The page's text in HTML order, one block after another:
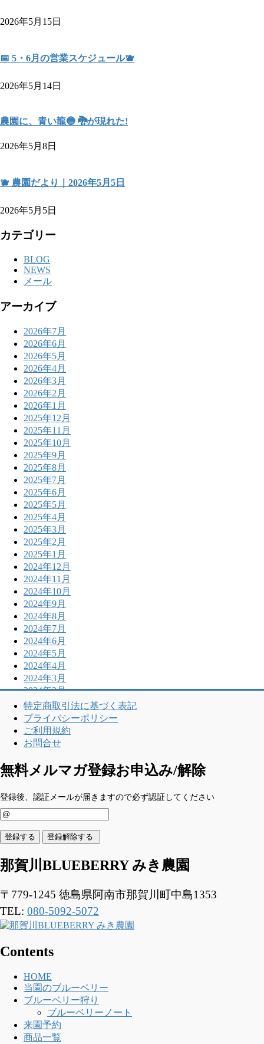
2026年5月15日
📅 5・6月の営業スケジュール🫐
2026年5月14日
農園に、青い龍🔵 🐉が現れた!
2026年5月8日
🫐 農園だより｜2026年5月5日
2026年5月5日
カテゴリー
BLOG
NEWS
メール
アーカイブ
2026年7月
2026年6月
2026年5月
2026年4月
2026年3月
2026年2月
2026年1月
2025年12月
2025年11月
2025年10月
2025年9月
2025年8月
2025年7月
2025年6月
2025年5月
2025年4月
2025年3月
2025年2月
2025年1月
2024年12月
2024年11月
2024年10月
2024年9月
2024年8月
2024年7月
2024年6月
2024年5月
2024年4月
2024年3月
2024年2月
特定商取引法に基づく表記
プライバシーポリシー
ご利用規約
お問合せ
無料メルマガ登録お申込み/解除
登録後、認証メールが届きますので必ず認証してください
那賀川BLUEBERRY みき農園
〒779-1245 徳島県阿南市那賀川町中島1353
TEL: 080-5092-5072
Contents
HOME
当園のブルーベリー
ブルーベリー狩り
ブルーベリーノート
来園予約
商品一覧